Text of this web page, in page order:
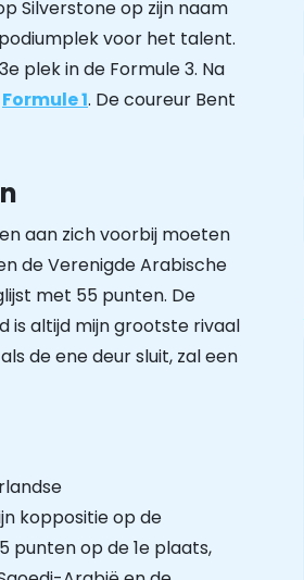
Silverstone op zijn naam
voor het talent.
plek in de Formule 3. Na
Formule 1. De coureur Bent
aan zich voorbij moeten
de Verenigde Arabische
met 55 punten. De
is altijd mijn grootste rivaal
de ene deur sluit, zal een
koppositie op de
punten op de 1e plaats,